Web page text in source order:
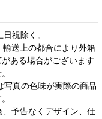
祝除く。
送上の都合により外箱
ある場合がございます
真の色味が実際の商品
予告なくデザイン、仕